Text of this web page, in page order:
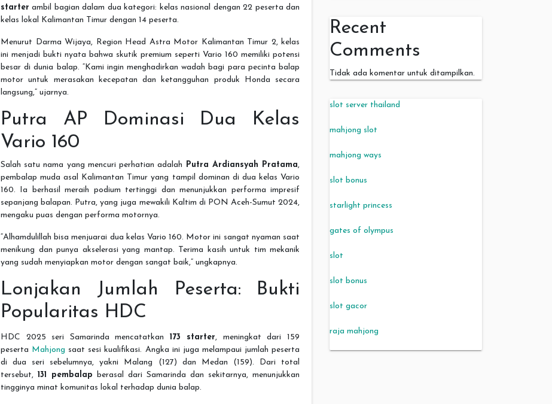
starter ambil bagian dalam dua kategori: kelas nasional dengan 22 peserta dan
kelas lokal Kalimantan Timur dengan 14 peserta.
Menurut Darma Wijaya, Region Head Astra Motor Kalimantan Timur 2, kelas
ini menjadi bukti nyata bahwa skutik premium seperti Vario 160 memiliki potensi
besar di dunia balap. “Kami ingin menghadirkan wadah bagi para pecinta balap
motor untuk merasakan kecepatan dan ketangguhan produk Honda secara
langsung,” ujarnya.
Putra AP Dominasi Dua Kelas
Vario 160
Salah satu nama yang mencuri perhatian adalah Putra Ardiansyah Pratama,
pembalap muda asal Kalimantan Timur yang tampil dominan di dua kelas Vario
160. Ia berhasil meraih podium tertinggi dan menunjukkan performa impresif
sepanjang balapan. Putra, yang juga mewakili Kaltim di PON Aceh-Sumut 2024,
mengaku puas dengan performa motornya.
“Alhamdulillah bisa menjuarai dua kelas Vario 160. Motor ini sangat nyaman saat
menikung dan punya akselerasi yang mantap. Terima kasih untuk tim mekanik
yang sudah menyiapkan motor dengan sangat baik,” ungkapnya.
Lonjakan Jumlah Peserta: Bukti
Popularitas HDC
HDC 2025 seri Samarinda mencatatkan 173 starter, meningkat dari 159
peserta Mahjong saat sesi kualifikasi. Angka ini juga melampaui jumlah peserta
di dua seri sebelumnya, yakni Malang (127) dan Medan (159). Dari total
tersebut, 131 pembalap berasal dari Samarinda dan sekitarnya, menunjukkan
tingginya minat komunitas lokal terhadap dunia balap.
Recent
Comments
Tidak ada komentar untuk ditampilkan.
slot server thailand
mahjong slot
mahjong ways
slot bonus
starlight princess
gates of olympus
slot
slot bonus
slot gacor
raja mahjong